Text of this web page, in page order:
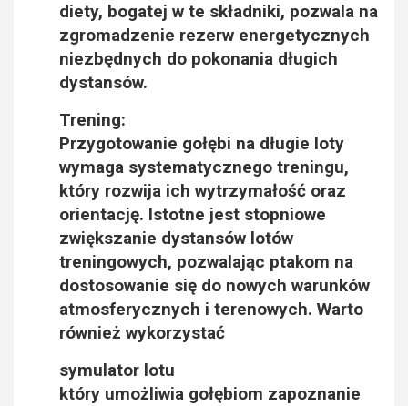
diety, bogatej w te składniki, pozwala na
zgromadzenie rezerw energetycznych
niezbędnych do pokonania długich
dystansów.
Trening:
Przygotowanie gołębi na długie loty
wymaga systematycznego treningu,
który rozwija ich wytrzymałość oraz
orientację. Istotne jest stopniowe
zwiększanie dystansów lotów
treningowych, pozwalając ptakom na
dostosowanie się do nowych warunków
atmosferycznych i terenowych. Warto
również wykorzystać
symulator lotu
który umożliwia gołębiom zapoznanie